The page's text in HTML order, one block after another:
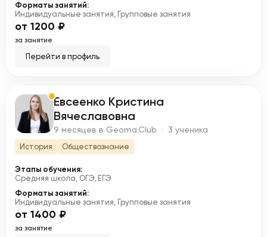
Форматы занятий:
Индивидуальные занятия, Групповые занятия
от 1200 ₽
за занятие
Перейти в профиль
Е
Евсеенко Кристина
Вячеславовна
9 месяцев в Geoma.Club · 3 ученика
История Обществознание
Этапы обучения:
Средняя школа, ОГЭ, ЕГЭ
Форматы занятий:
Индивидуальные занятия, Групповые занятия
от 1400 ₽
за занятие